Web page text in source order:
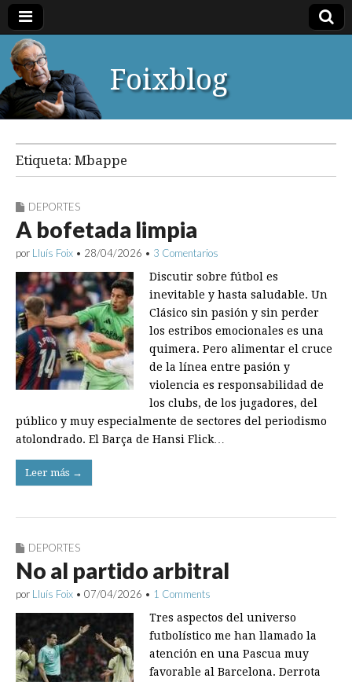
Foixblog
Etiqueta: Mbappe
DEPORTES
A bofetada limpia
por Lluís Foix • 28/04/2026 • 3 Comentarios
Discutir sobre fútbol es
inevitable y hasta saludable. Un
Clásico sin pasión y sin perder
los estribos emocionales es una
quimera. Pero alimentar el cruce
de la línea entre pasión y
violencia es responsabilidad de
los clubs, de los jugadores, del
público y muy especialmente de sectores del periodismo
atolondrado. El Barça de Hansi Flick…
Leer más →
DEPORTES
No al partido arbitral
por Lluís Foix • 07/04/2026 • 1 Comments
Tres aspectos del universo
futbolístico me han llamado la
atención en una Pascua muy
favorable al Barcelona. Derrota